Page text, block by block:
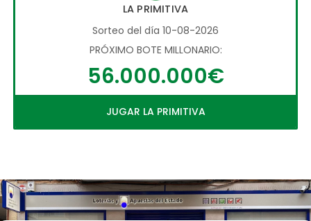
LA PRIMITIVA
Sorteo del día 10-08-2026
PRÓXIMO BOTE MILLONARIO:
56.000.000€
JUGAR LA PRIMITIVA